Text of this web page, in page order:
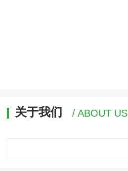
关于我们 / ABOUT US